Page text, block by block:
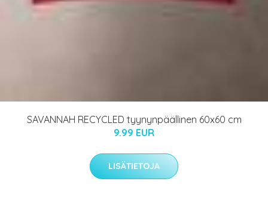
SAVANNAH RECYCLED tyynynpäällinen 60x60 cm
9.99 EUR
LISÄTIETOJA